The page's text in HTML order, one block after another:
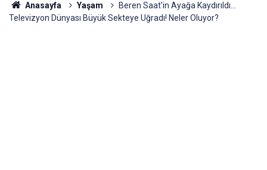
Anasayfa Yaşam
Beren Saat'in Ayağa Kaydırıldı...
Televizyon Dünyası Büyük Sekteye Uğradı! Neler Oluyor?